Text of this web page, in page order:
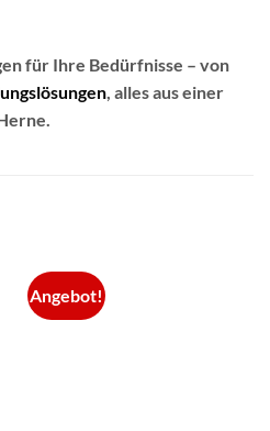
für Ihre Bedürfnisse – von
, alles aus einer
Angebot!